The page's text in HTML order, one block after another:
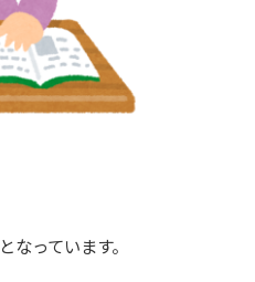
ています。